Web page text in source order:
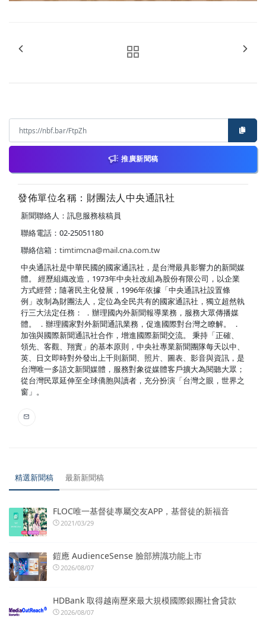
推廣新聞稿
發佈單位名稱：財團法人中央通訊社
新聞聯絡人：訊息服務核稿員
聯絡電話：02-25051180
聯絡信箱： timtimcna@mail.cna.com.tw
中央通訊社是中華民國的國家通訊社，是台灣最具影響力的新聞媒
體。 經歷組織改造，1973年中央社改組為股份有限公司，以企業
方式經營；隨著民主化發展，1996年依據「中央通訊社設置條
例」改制為財團法人，定位為全民共有的國家通訊社，獨立超然執
行三大法定任務： ．辦理國內外新聞報導業務，服務大眾傳播媒
體。 ．辦理國家對外新聞通訊業務，促進國際對台灣之瞭解。 ．
加強與國際新聞通訊社合作，增進國際新聞交流。 秉持「正確、
領先、客觀、翔實」的基本原則，中央社專業新聞團隊每天以中、
英、日文即時對外發出上千則新聞、照片、圖表、影音與資訊，是
台灣唯一多語文新聞媒體，服務對象從媒體客戶擴大為閱聽大眾；
從台灣民眾延伸至全球僑胞與讀者，充分扮演「台灣之眼，世界之
窗」。
精選新聞稿 最新新聞稿
FLOC唯一基督徒專屬交友APP，基督徒的新福音
2021/03/29
鎧應 AudienceSense 臉部辨識功能上市
2026/08/07
HDBank 取得越南歷來最大規模國際銀團社會貸款
2026/08/07